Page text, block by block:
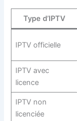
Type d’IPTV
IPTV officielle
IPTV avec
licence
IPTV non
licenciée